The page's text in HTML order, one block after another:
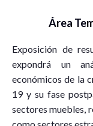
Área
Exposición de
expondrá un
económicos de la
19 y su fase
sectores muebles,